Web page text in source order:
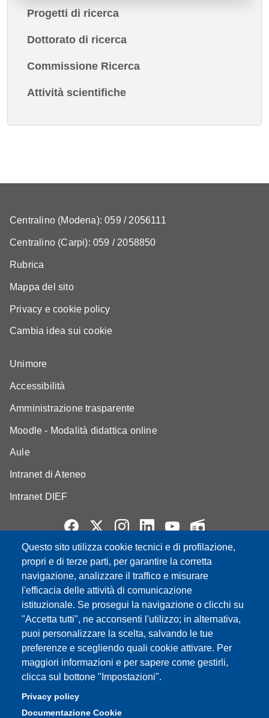
Progetti di ricerca
Dottorato di ricerca
Commissione Ricerca
Attività scientifiche
Questo sito utilizza cookie tecnici e di profilazione,
propri e di terze parti, per garantire la corretta
navigazione, analizzare il traffico e misurare
l'efficacia delle attività di comunicazione
istituzionale. Se prosegui la navigazione o clicchi su
"Accetta tutti", ne acconsenti l'utilizzo; in alternativa,
puoi personalizzare la scelta, salvando le tue
preferenze e scegliendo quali cookie attivare. Per
maggiori informazioni e per sapere come gestirli,
clicca sul bottone "Impostazioni".
Privacy policy
Documentazione Cookie
Centralino (Modena): 059 / 2056111
Centralino (Carpi): 059 / 2058850
Rubrica
Mappa del sito
Privacy e cookie policy
Cambia idea sui cookie
Unimore
Accessibilità
Amministrazione trasparente
Moodle - Modalità didattica online
Aule
Intranet di Ateneo
Intranet DIEF
Partita IVA: 00427620364
e-mail: urp@unimore.it
PEC: primo contatto: urp@pec.unimore.it
Indirizzo ReGIndE per notifica Atti Processuali:
direzionelegale@pec.unimore.it
Sede di Modena: Via Università 4, 41121 Modena, Tel. 059
2056511 - Fax 059 245156
Sede di Reggio Emilia : Viale A. Allegri 9, 42121 Reggio
Emilia, Tel. 0522 523041 - Fax 0522 523045